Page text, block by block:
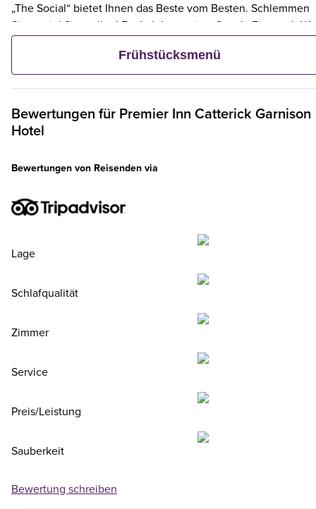
„The Social“ bietet Ihnen das Beste vom Besten. Schlemmen
Sie so viel Sie wollen! Egal ob knuspriger Speck, Eier nach
Tee und Kaffee, Rösti, Toast und vieles mehr. Doch lieber nur
eine Kleinigkeit? Dann wählen Sie unser kontinentales Menü
und wählen Sie aus frischem Gebäck, Obst, Joghurt und
Frühstücksmenü
Bewertungen für Premier Inn Catterick Garnison
Hotel
Bewertungen von Reisenden via
Lage
Schlafqualität
Zimmer
Service
Preis/Leistung
Sauberkeit
Bewertung schreiben